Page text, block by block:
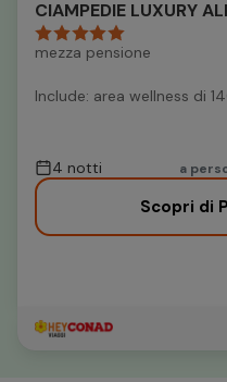
mezza pensione
Include: area wellness di
4 notti a
Scopri di